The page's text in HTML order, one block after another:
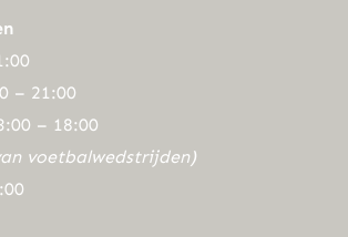
– 21:00
– 18:00
voetbalwedstrijden)